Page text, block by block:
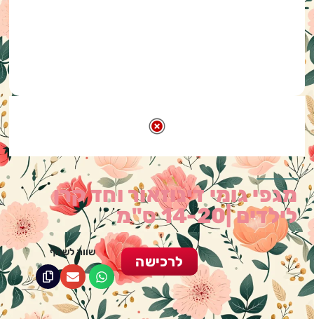
מגפי גומי דינוזאור וחד קרן
לילדים |14-20 ס"מ
שווה לשתף
לרכישה